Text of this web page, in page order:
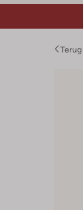
Terug